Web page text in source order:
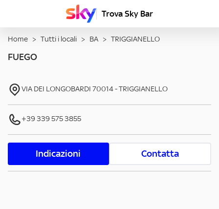
Trova Sky Bar
Home > Tutti i locali > BA > TRIGGIANELLO
FUEGO
VIA DEI LONGOBARDI 70014-TRIGGIANELLO
+39 339 575 3855
Indicazioni Contatta